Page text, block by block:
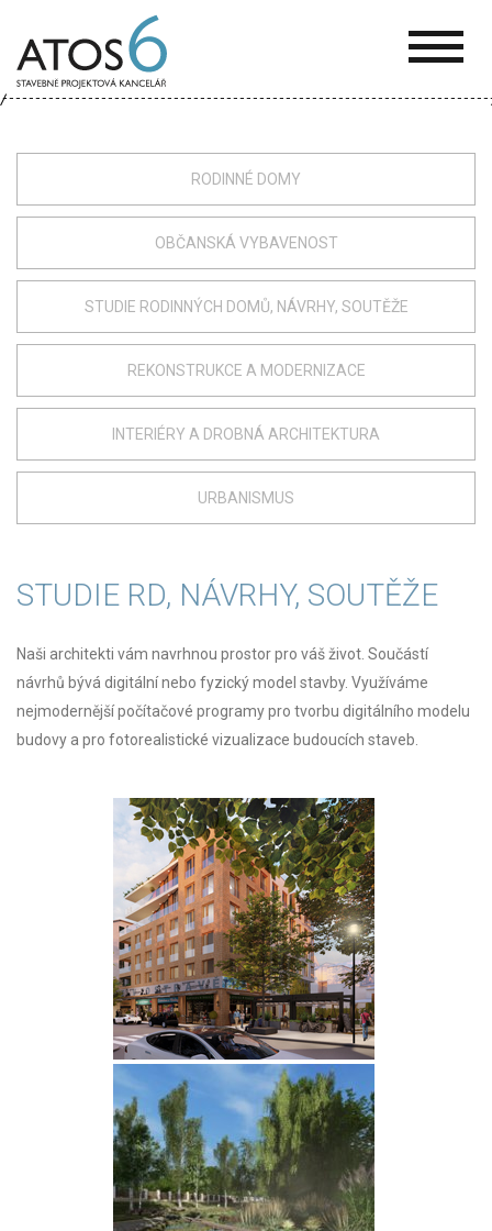
6
RODINNÉ DOMY
OBČANSKÁ VYBAVENOST
STUDIE RODINNÝCH DOMŮ, NÁVRHY, SOUTĚŽE
REKONSTRUKCE A MODERNIZACE
INTERIÉRY A DROBNÁ ARCHITEKTURA
URBANISMUS
STUDIE RD, NÁVRHY, SOUTĚŽE
Naši architekti vám navrhnou prostor pro váš život. Součástí
návrhů bývá digitální nebo fyzický model stavby. Využíváme
nejmodernější počítačové programy pro tvorbu digitálního modelu
budovy a pro fotorealistické vizualizace budoucích staveb.